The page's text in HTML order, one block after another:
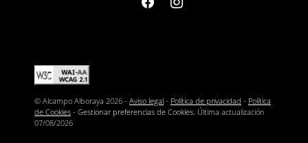
© Alcampo Alboraya 2026 - Aviso legal - Política de privacidad - Política
de Cookies - Gestionar preferencias de Cookies. Última actualización
07/08/2026